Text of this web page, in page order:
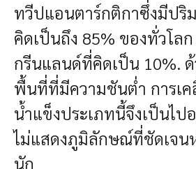
ทวีปแอนตาร์กติกาซึ่งมีปริ
คิดเป็นถึง 85% ของทั่วโลก
กรีนแลนด์ที่คิดเป็น 10%.
พื้นที่ที่มีความชันต่ำ การเค
น้ำแข็งประเภทนี้จึงเป็นไป
ไม่แสดงภูมิลักษณ์ที่ชัดเจน
นัก